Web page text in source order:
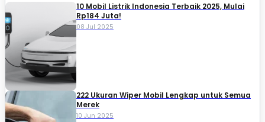
10 Mobil Listrik Indonesia Terbaik 2025, Mulai
Rp184 Juta!
08 Jul 2025
222 Ukuran Wiper Mobil Lengkap untuk Semua
Merek
10 Jun 2025